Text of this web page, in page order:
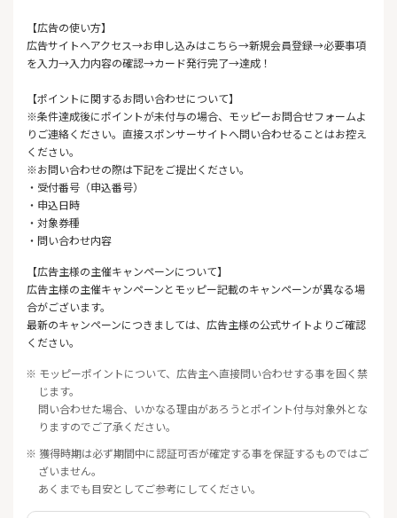
【広告の使い方】
広告サイトへアクセス→お申し込みはこちら→新規会員登録→必要事項
を入力→入力内容の確認→カード発行完了→達成！
【ポイントに関するお問い合わせについて】
※条件達成後にポイントが未付与の場合、モッピーお問合せフォームよ
りご連絡ください。直接スポンサーサイトへ問い合わせることはお控え
ください。
※お問い合わせの際は下記をご提出ください。
・受付番号（申込番号）
・申込日時
・対象券種
・問い合わせ内容
【広告主様の主催キャンペーンについて】
広告主様の主催キャンペーンとモッピー記載のキャンペーンが異なる場
合がございます。
最新のキャンペーンにつきましては、広告主様の公式サイトよりご確認
ください。
※ モッピーポイントについて、広告主へ直接問い合わせする事を固く禁
じます。
問い合わせた場合、いかなる理由があろうとポイント付与対象外とな
りますのでご了承ください。
※ 獲得時期は必ず期間中に認証可否が確定する事を保証するものではご
ざいません。
あくまでも目安としてご参考にしてください。